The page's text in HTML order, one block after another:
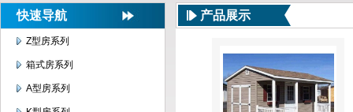
快速导航
Z型房系列
箱式房系列
A型房系列
产品展示